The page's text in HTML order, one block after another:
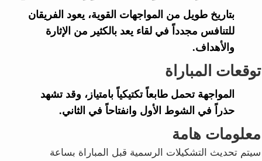
بتاريخ طويل من المواجهات القوية، يعود الفريقان
للتنافس مجدداً في لقاء يعد بالكثير من الإثارة
والأهداف.
توقعات المباراة
المواجهة تحمل طابعاً تكتيكياً بامتياز، وقد تشهد
حذراً في الشوط الأول وانفتاحاً في الثاني.
معلومات هامة
سيتم تحديث التشكيلات الرسمية قبل المباراة بساعة